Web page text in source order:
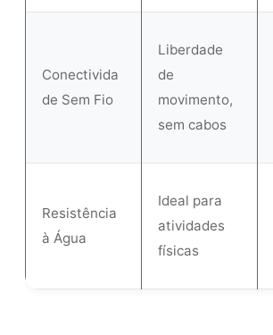
Conectivida
de Sem Fio
Liberdade
de
movimento,
sem cabos
Resistência
à Água
Ideal para
atividades
físicas